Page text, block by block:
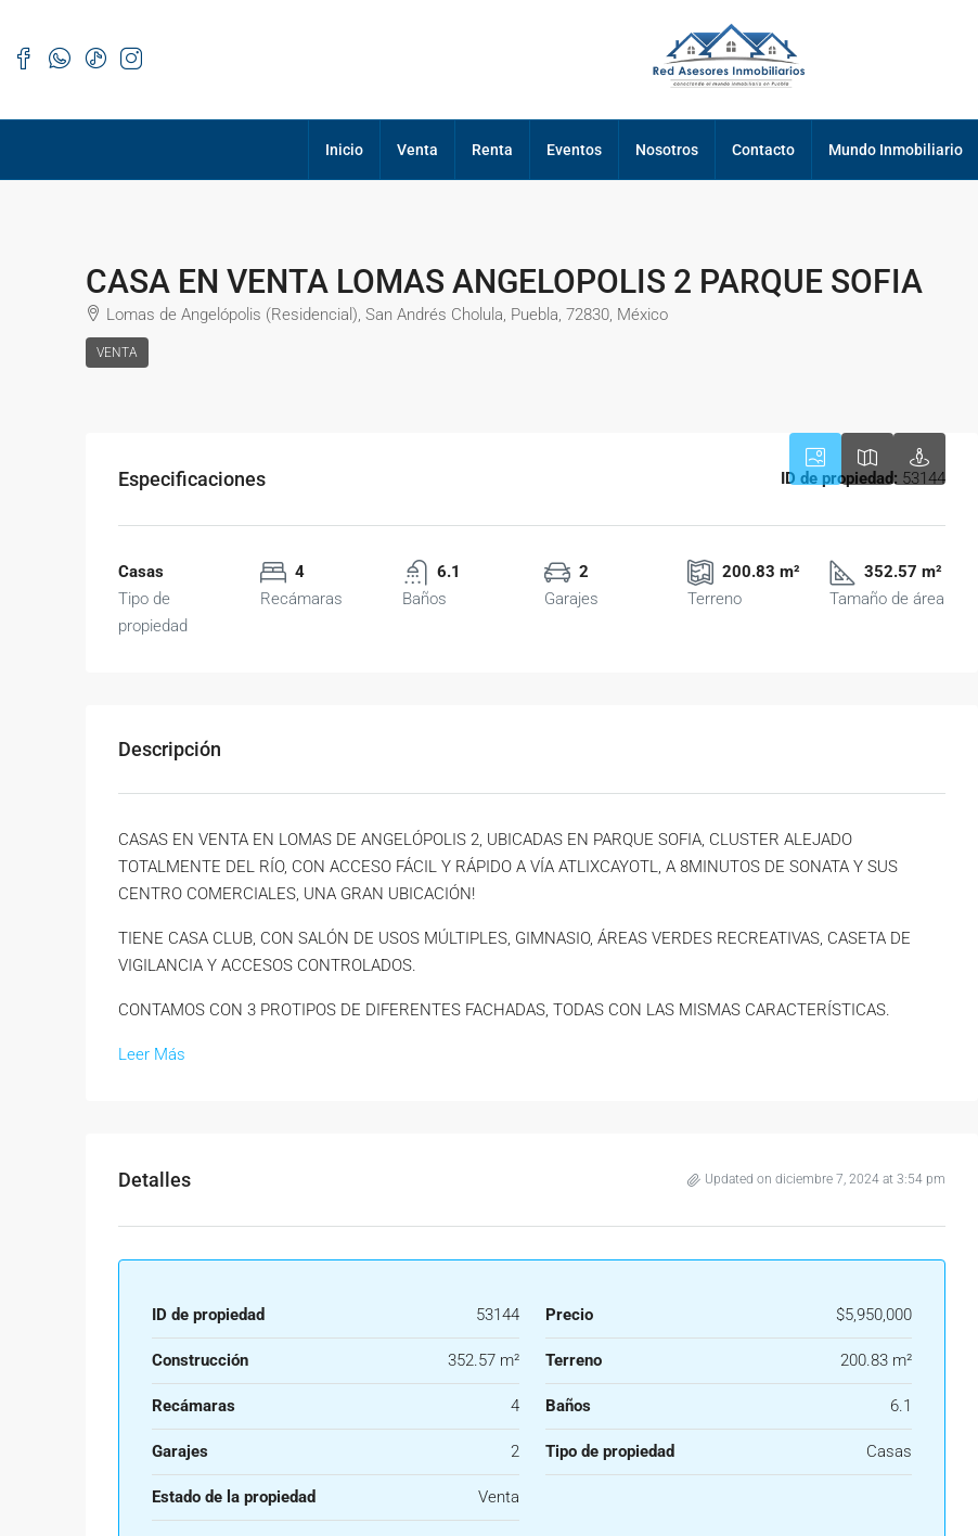
Inicio Venta Renta Eventos Nosotros Contacto Mundo Inmobiliario
CASA EN VENTA LOMAS ANGELOPOLIS 2 PARQUE SOFIA
Lomas de Angelópolis (Residencial), San Andrés Cholula, Puebla, 72830, México
VENTA
Especificaciones ID de propiedad: 53144
Casas
Tipo de
propiedad
4
Recámaras
6.1
Baños
2
Garajes
200.83 m²
Terreno
352.57 m²
Tamaño de área
Descripción
CASAS EN VENTA EN LOMAS DE ANGELÓPOLIS 2, UBICADAS EN PARQUE SOFIA, CLUSTER ALEJADO
TOTALMENTE DEL RÍO, CON ACCESO FÁCIL Y RÁPIDO A VÍA ATLIXCAYOTL, A 8MINUTOS DE SONATA Y SUS
CENTRO COMERCIALES, UNA GRAN UBICACIÓN!
TIENE CASA CLUB, CON SALÓN DE USOS MÚLTIPLES, GIMNASIO, ÁREAS VERDES RECREATIVAS, CASETA DE
VIGILANCIA Y ACCESOS CONTROLADOS.
CONTAMOS CON 3 PROTIPOS DE DIFERENTES FACHADAS, TODAS CON LAS MISMAS CARACTERÍSTICAS.
Leer Más
Detalles Updated on diciembre 7, 2024 at 3:54 pm
ID de propiedad 53144 Precio $5,950,000
Construcción 352.57 m² Terreno 200.83 m²
Recámaras 4 Baños 6.1
Garajes 2 Tipo de propiedad Casas
Estado de la propiedad Venta